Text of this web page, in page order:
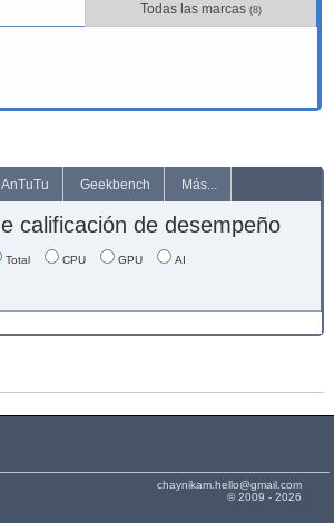
Todas las marcas(8)
AnTuTu Geekbench Más...
calificación de desempeño
Total CPU GPU AI
chaynikam.hello@gmail.com
© 2009 - 2026